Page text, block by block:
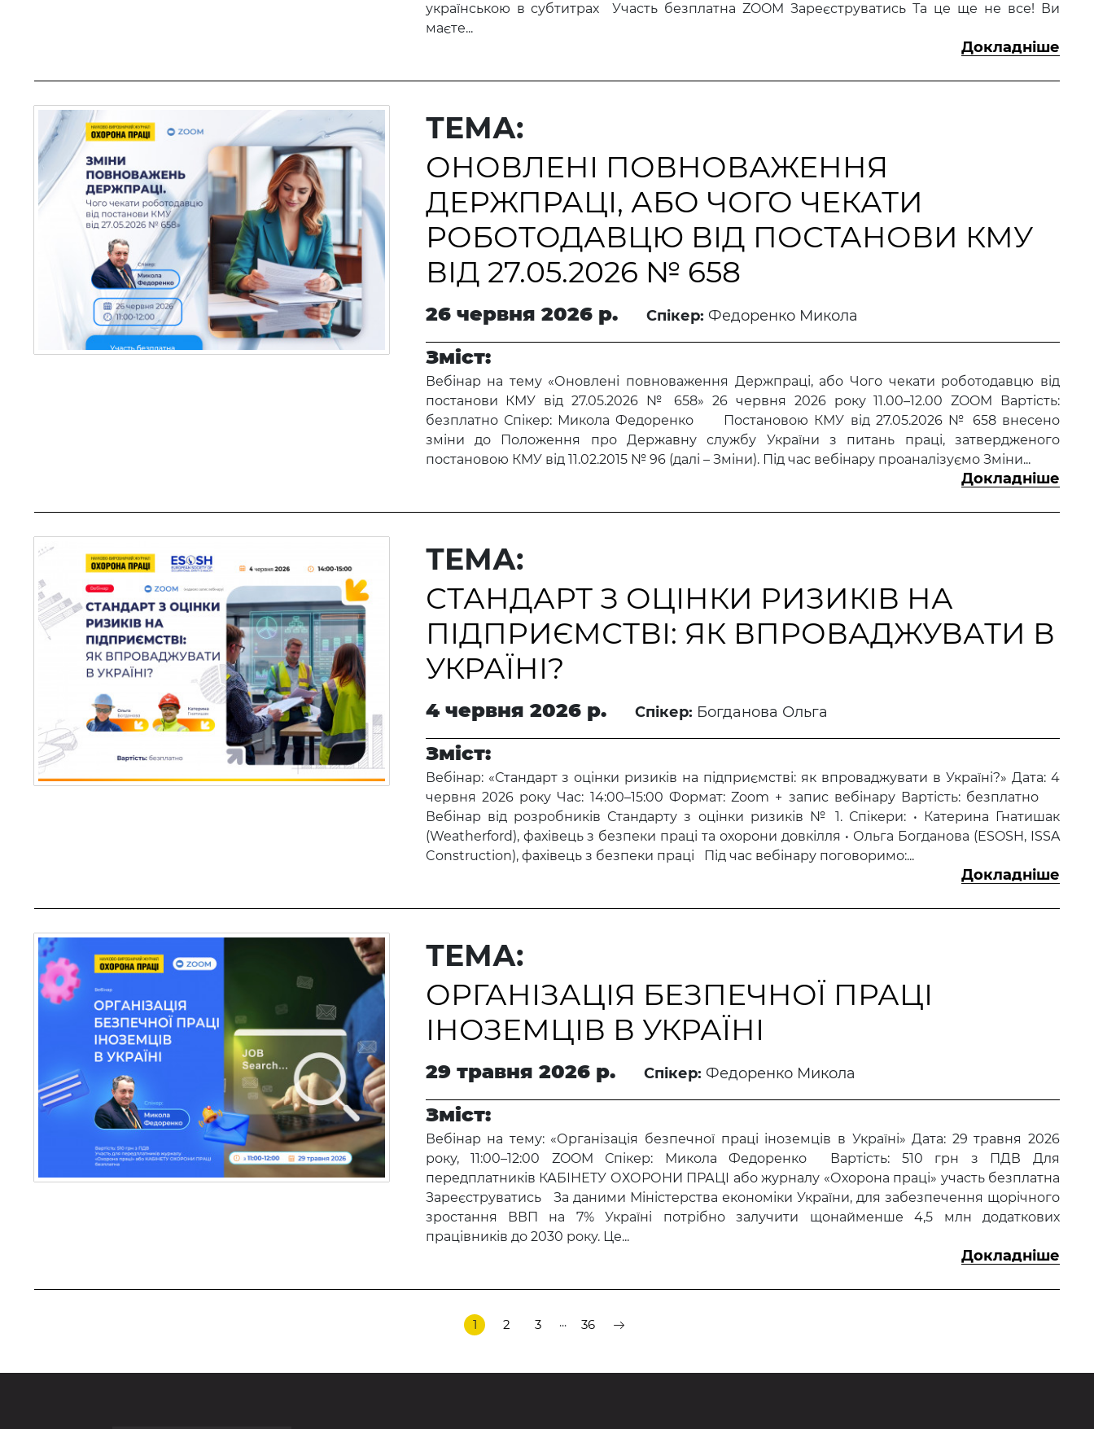
українською в субтитрах Участь безплатна ZOOM Зареєструватись Та це ще не все! Ви
маєте...
Докладніше
ТЕМА:
ОНОВЛЕНІ ПОВНОВАЖЕННЯ
ДЕРЖПРАЦІ, АБО ЧОГО ЧЕКАТИ
РОБОТОДАВЦЮ ВІД ПОСТАНОВИ КМУ
ВІД 27.05.2026 № 658
26 червня 2026 р. Спікер: Федоренко Микола
Зміст:
Вебінар на тему «Оновлені повноваження Держпраці, або Чого чекати роботодавцю від
постанови КМУ від 27.05.2026 № 658» 26 червня 2026 року 11.00–12.00 ZOOM Вартість:
безплатно Спікер: Микола Федоренко Постановою КМУ від 27.05.2026 № 658 внесено
зміни до Положення про Державну службу України з питань праці, затвердженого
постановою КМУ від 11.02.2015 № 96 (далі – Зміни). Під час вебінару проаналізуємо Зміни...
Докладніше
ТЕМА:
СТАНДАРТ З ОЦІНКИ РИЗИКІВ НА
ПІДПРИЄМСТВІ: ЯК ВПРОВАДЖУВАТИ В
УКРАЇНІ?
4 червня 2026 р. Спікер: Богданова Ольга
Зміст:
Вебінар: «Стандарт з оцінки ризиків на підприємстві: як впроваджувати в Україні?» Дата: 4
червня 2026 року Час: 14:00–15:00 Формат: Zoom + запис вебінару Вартість: безплатно
Вебінар від розробників Стандарту з оцінки ризиків № 1. Спікери: • Катерина Гнатишак
(Weatherford), фахівець з безпеки праці та охорони довкілля • Ольга Богданова (ESOSH, ISSA
Construction), фахівець з безпеки праці Під час вебінару поговоримо:...
Докладніше
ТЕМА:
ОРГАНІЗАЦІЯ БЕЗПЕЧНОЇ ПРАЦІ
ІНОЗЕМЦІВ В УКРАЇНІ
29 травня 2026 р. Спікер: Федоренко Микола
Зміст:
Вебінар на тему: «Організація безпечної праці іноземців в Україні» Дата: 29 травня 2026
року, 11:00–12:00 ZOOM Спікер: Микола Федоренко Вартість: 510 грн з ПДВ Для
передплатників КАБІНЕТУ ОХОРОНИ ПРАЦІ або журналу «Охорона праці» участь безплатна
Зареєструватись За даними Міністерства економіки України, для забезпечення щорічного
зростання ВВП на 7% Україні потрібно залучити щонайменше 4,5 млн додаткових
працівників до 2030 року. Це...
Докладніше
1 2 3 ... 36